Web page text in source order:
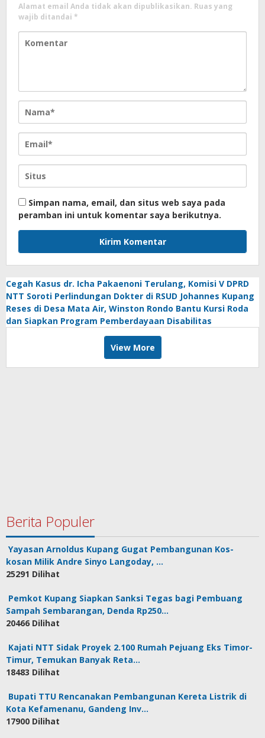
Alamat email Anda tidak akan dipublikasikan. Ruas yang
wajib ditandai *
Simpan nama, email, dan situs web saya pada
peramban ini untuk komentar saya berikutnya.
Cegah Kasus dr. Icha Pakaenoni Terulang, Komisi V DPRD
NTT Soroti Perlindungan Dokter di RSUD Johannes Kupang
Reses di Desa Mata Air, Winston Rondo Bantu Kursi Roda
dan Siapkan Program Pemberdayaan Disabilitas
View More
Berita Populer
Yayasan Arnoldus Kupang Gugat Pembangunan Kos-
kosan Milik Andre Sinyo Langoday, …
25291 Dilihat
Pemkot Kupang Siapkan Sanksi Tegas bagi Pembuang
Sampah Sembarangan, Denda Rp250…
20466 Dilihat
Kajati NTT Sidak Proyek 2.100 Rumah Pejuang Eks Timor-
Timur, Temukan Banyak Reta…
18483 Dilihat
Bupati TTU Rencanakan Pembangunan Kereta Listrik di
Kota Kefamenanu, Gandeng Inv…
17900 Dilihat